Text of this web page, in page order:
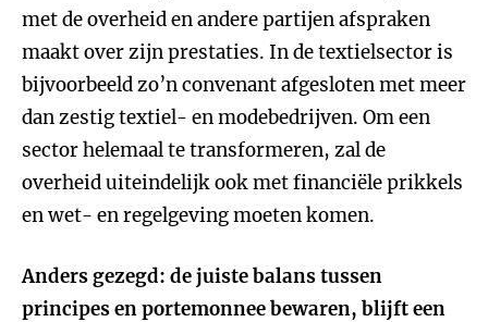
met de overheid en andere partijen afspraken
maakt over zijn prestaties. In de textielsector is
bijvoorbeeld zo’n convenant afgesloten met meer
dan zestig textiel- en modebedrijven. Om een
sector helemaal te transformeren, zal de
overheid uiteindelijk ook met financiële prikkels
en wet- en regelgeving moeten komen.
Anders gezegd: de juiste balans tussen
principes en portemonnee bewaren, blijft een